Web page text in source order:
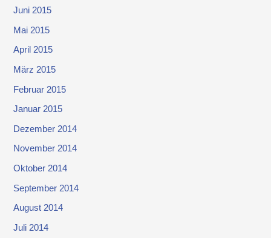
Juni 2015
Mai 2015
April 2015
März 2015
Februar 2015
Januar 2015
Dezember 2014
November 2014
Oktober 2014
September 2014
August 2014
Juli 2014